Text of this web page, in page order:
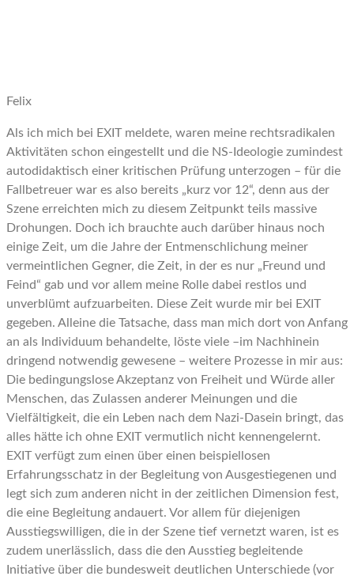
Felix
Als ich mich bei EXIT meldete, waren meine rechtsradikalen
Aktivitäten schon eingestellt und die NS-Ideologie zumindest
autodidaktisch einer kritischen Prüfung unterzogen – für die
Fallbetreuer war es also bereits „kurz vor 12“, denn aus der
Szene erreichten mich zu diesem Zeitpunkt teils massive
Drohungen. Doch ich brauchte auch darüber hinaus noch
einige Zeit, um die Jahre der Entmenschlichung meiner
vermeintlichen Gegner, die Zeit, in der es nur „Freund und
Feind“ gab und vor allem meine Rolle dabei restlos und
unverblümt aufzuarbeiten. Diese Zeit wurde mir bei EXIT
gegeben. Alleine die Tatsache, dass man mich dort von Anfang
an als Individuum behandelte, löste viele –im Nachhinein
dringend notwendig gewesene – weitere Prozesse in mir aus:
Die bedingungslose Akzeptanz von Freiheit und Würde aller
Menschen, das Zulassen anderer Meinungen und die
Vielfältigkeit, die ein Leben nach dem Nazi-Dasein bringt, das
alles hätte ich ohne EXIT vermutlich nicht kennengelernt.
EXIT verfügt zum einen über einen beispiellosen
Erfahrungsschatz in der Begleitung von Ausgestiegenen und
legt sich zum anderen nicht in der zeitlichen Dimension fest,
die eine Begleitung andauert. Vor allem für diejenigen
Ausstiegswilligen, die in der Szene tief vernetzt waren, ist es
zudem unerlässlich, dass die den Ausstieg begleitende
Initiative über die bundesweit deutlichen Unterschiede (vor